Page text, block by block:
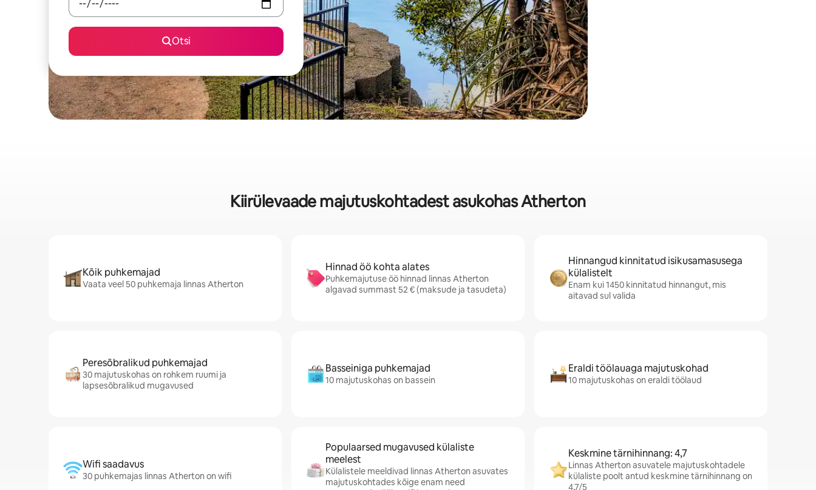
Otsi
Kiirülevaade majutuskohtadest asukohas Atherton
Kõik puhkemajad
Vaata veel 50 puhkemaja linnas Atherton
Hinnad öö kohta alates
Puhkemajutuse öö hinnad linnas Atherton
algavad summast 52 € (maksude ja tasudeta)
Hinnangud kinnitatud isikusamasusega
külalistelt
Enam kui 1450 kinnitatud hinnangut, mis
aitavad sul valida
Peresõbralikud puhkemajad
30 majutuskohas on rohkem ruumi ja
lapsesõbralikud mugavused
Basseiniga puhkemajad
10 majutuskohas on bassein
Eraldi töölauaga majutuskohad
10 majutuskohas on eraldi töölaud
Wifi saadavus
30 puhkemajas linnas Atherton on wifi
Populaarsed mugavused külaliste
meelest
Külalistele meeldivad linnas Atherton asuvates
majutuskohtades kõige enam need
Keskmine tärnihinnang: 4,7
Linnas Atherton asuvatele majutuskohtadele
külaliste poolt antud keskmine tärnihinnang on
4,7/5